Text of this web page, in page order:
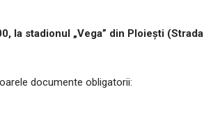
la stadionul „Vega” din Ploieşti (Strada
documente obligatorii: